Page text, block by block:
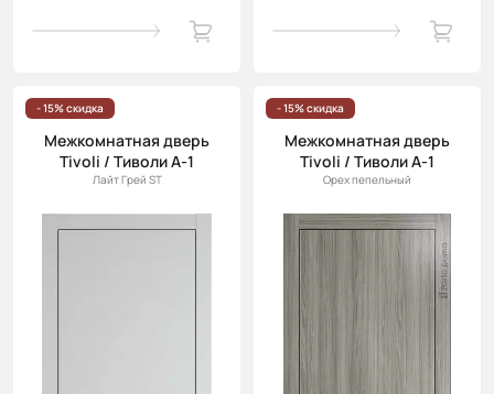
- 15% скидка
Межкомнатная дверь
Tivoli / Тиволи А-1
Лайт Грей ST
- 15% скидка
Межкомнатная дверь
Tivoli / Тиволи А-1
Орех пепельный